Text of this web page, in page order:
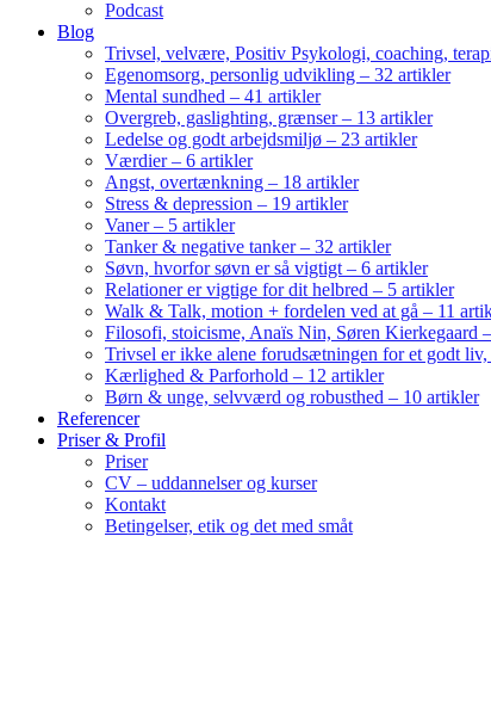
Podcast
Blog
Trivsel, velvære, Positiv Psykologi, coaching,
Egenomsorg, personlig udvikling – 32 artikler
Mental sundhed – 41 artikler
Overgreb, gaslighting, grænser – 13 artikler
Ledelse og godt arbejdsmiljø – 23 artikler
Værdier – 6 artikler
Angst, overtænkning – 18 artikler
Stress & depression – 19 artikler
Vaner – 5 artikler
Tanker & negative tanker – 32 artikler
Søvn, hvorfor søvn er så vigtigt – 6 artikler
Relationer er vigtige for dit helbred – 5 artikler
Walk & Talk, motion + fordelen ved at gå – 11
Filosofi, stoicisme, Anaïs Nin, Søren Kierkegaard
Trivsel er ikke alene forudsætningen for et godt
Kærlighed & Parforhold – 12 artikler
Børn & unge, selvværd og robusthed – 10 artikler
Referencer
Priser & Profil
Priser
CV – uddannelser og kurser
Kontakt
Betingelser, etik og det med småt